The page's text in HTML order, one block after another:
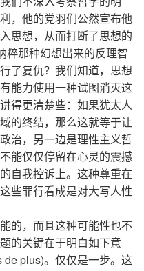
，他的党羽们公然宣布他
思想，从而打断了思想的
粹那种幻想出来的反理智
了复仇？我们知道，思想
能力使用一种试图消灭这
得更清楚些：如果犹太人
的终结，那么这就等于让
治，另一边是理性主义哲
能仅仅停留在心灵的震撼
自我控诉上。这种尊重在
些罪行看成是对大写人性
的，而且这种可能性也不
的关键在于明白如下意
plus)。仅仅是一步。这